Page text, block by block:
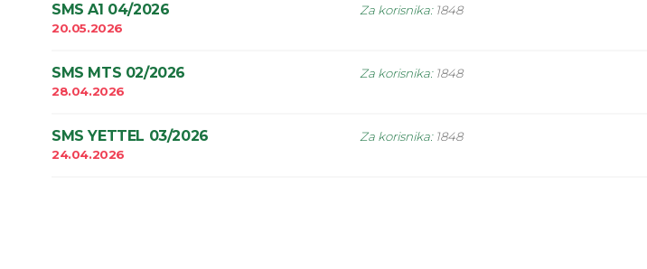
SMS A1 04/2026
20.05.2026
Za korisnika: 1848
SMS MTS 02/2026
28.04.2026
Za korisnika: 1848
SMS YETTEL 03/2026
24.04.2026
Za korisnika: 1848